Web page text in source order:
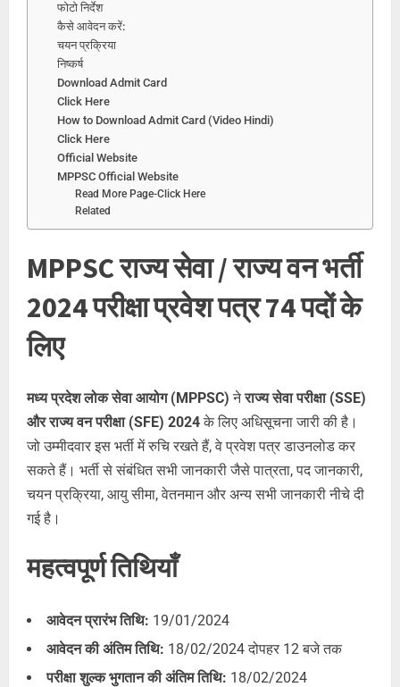
फोटो निर्देश
कैसे आवेदन करें:
चयन प्रक्रिया
निष्कर्ष
Download Admit Card
Click Here
How to Download Admit Card (Video Hindi)
Click Here
Official Website
MPPSC Official Website
Read More Page-Click Here
Related
MPPSC राज्य सेवा / राज्य वन भर्ती
2024 परीक्षा प्रवेश पत्र 74 पदों के
लिए
मध्य प्रदेश लोक सेवा आयोग (MPPSC) नेराज्य सेवा परीक्षा (SSE)
और राज्य वन परीक्षा (SFE) 2024के लिए अधिसूचना जारी की है।
जो उम्मीदवार इस भर्ती में रुचि रखते हैं, वे प्रवेश पत्र डाउनलोड कर
सकते हैं। भर्ती से संबंधित सभी जानकारी जैसे पात्रता, पद जानकारी,
चयन प्रक्रिया, आयु सीमा, वेतनमान और अन्य सभी जानकारी नीचे दी
गई है।
महत्वपूर्ण तिथियाँ
आवेदन प्रारंभ तिथि: 19/01/2024
आवेदन की अंतिम तिथि: 18/02/2024 दोपहर 12 बजे तक
परीक्षा शुल्क भुगतान की अंतिम तिथि: 18/02/2024